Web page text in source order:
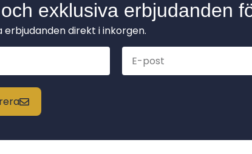
exklusiva erbjudanden
erbjudanden direkt i inkorgen.